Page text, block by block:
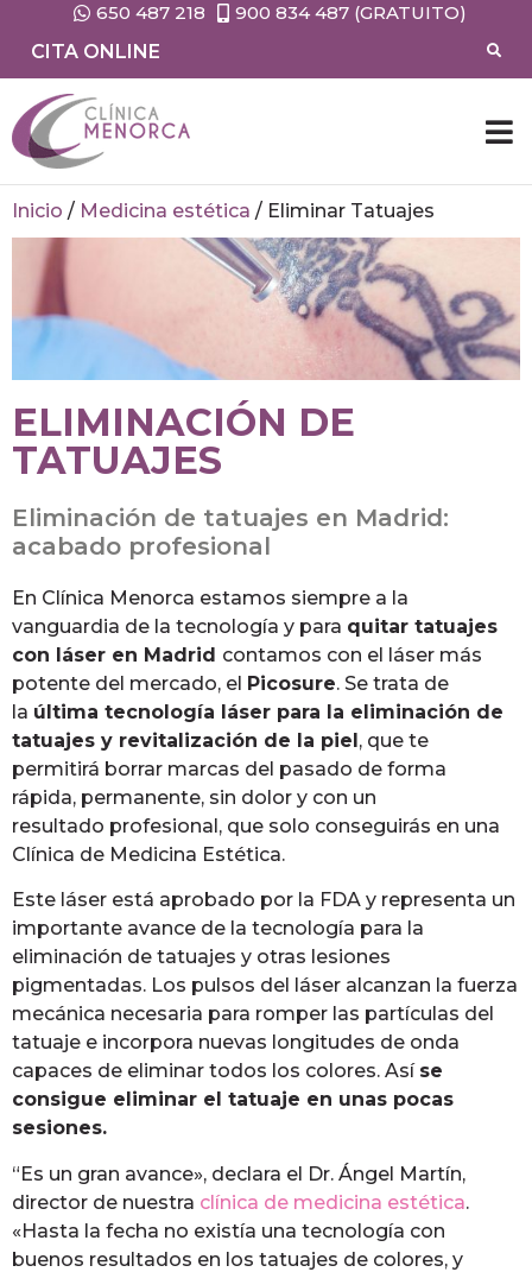
650 487 218
900 834 487 (GRATUITO)
CITA ONLINE
Inicio / Medicina estética / Eliminar Tatuajes
ELIMINACIÓN DE
TATUAJES
Eliminación de tatuajes en Madrid:
acabado profesional
En Clínica Menorca estamos siempre a la
vanguardia de la tecnología y para quitar tatuajes
con láser en Madrid contamos con el láser más
potente del mercado, el Picosure. Se trata de
la última tecnología láser para la eliminación de
tatuajes y revitalización de la piel, que te
permitirá borrar marcas del pasado de forma
rápida, permanente, sin dolor y con un
resultado profesional, que solo conseguirás en una
Clínica de Medicina Estética.
Este láser está aprobado por la FDA y representa un
importante avance de la tecnología para la
eliminación de tatuajes y otras lesiones
pigmentadas. Los pulsos del láser alcanzan la fuerza
mecánica necesaria para romper las partículas del
tatuaje e incorpora nuevas longitudes de onda
capaces de eliminar todos los colores. Así se
consigue eliminar el tatuaje en unas pocas
sesiones.
“Es un gran avance», declara el Dr. Ángel Martín,
director de nuestra clínica de medicina estética.
«Hasta la fecha no existía una tecnología con
buenos resultados en los tatuajes de colores, y